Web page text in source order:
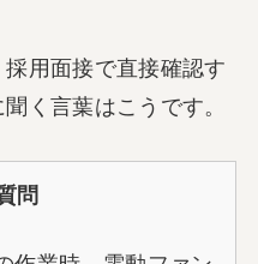
用面接で直接確認す
く言葉はこうです。
問